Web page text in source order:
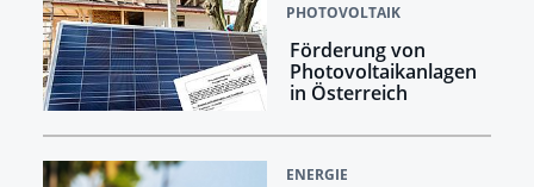
PHOTOVOLTAIK
Förderung von
Photovoltaikanlagen
in Österreich
ENERGIE